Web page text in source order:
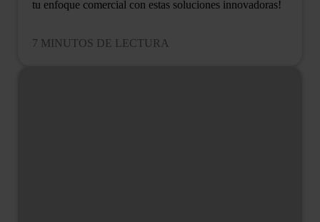
tu enfoque comercial con estas soluciones innovadoras!
7 MINUTOS DE LECTURA